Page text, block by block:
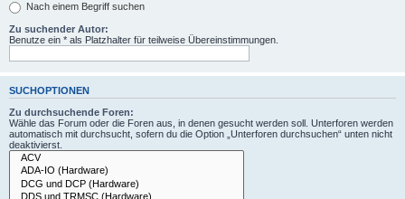
Nach einem Begriff suchen
Zu suchender Autor:
Benutze ein * als Platzhalter für teilweise Übereinstimmungen.
SUCHOPTIONEN
Zu durchsuchende Foren:
Wähle das Forum oder die Foren aus, in denen gesucht werden soll. Unterforen werden
automatisch mit durchsucht, sofern du die Option „Unterforen durchsuchen“ unten nicht
deaktivierst.